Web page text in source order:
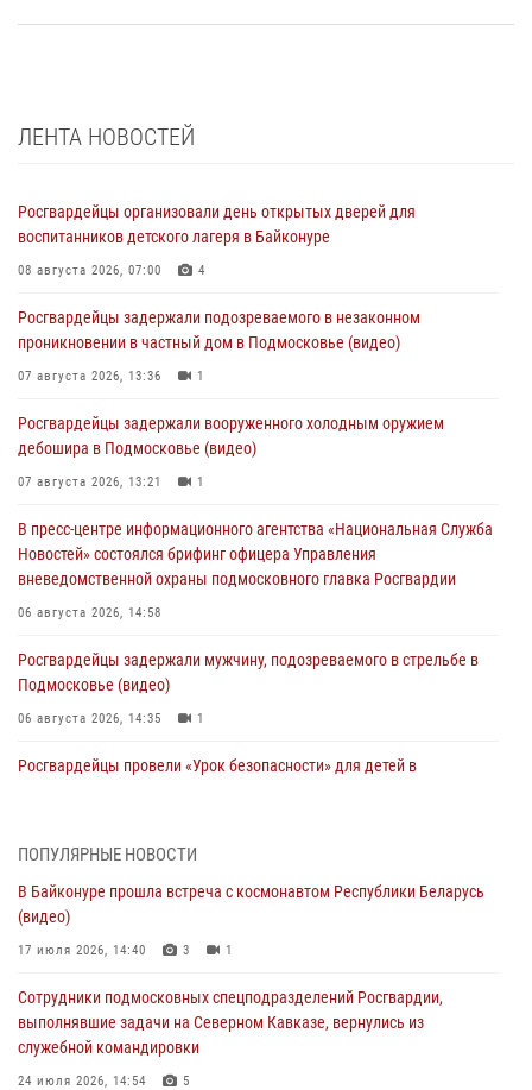
ЛЕНТА НОВОСТЕЙ
Росгвардейцы организовали день открытых дверей для
воспитанников детского лагеря в Байконуре
08 августа 2026, 07:00 4
Росгвардейцы задержали подозреваемого в незаконном
проникновении в частный дом в Подмосковье (видео)
07 августа 2026, 13:36 1
Росгвардейцы задержали вооруженного холодным оружием
дебошира в Подмосковье (видео)
07 августа 2026, 13:21 1
В пресс-центре информационного агентства «Национальная Служба
Новостей» состоялся брифинг офицера Управления
вневедомственной охраны подмосковного главка Росгвардии
06 августа 2026, 14:58
Росгвардейцы задержали мужчину, подозреваемого в стрельбе в
Подмосковье (видео)
06 августа 2026, 14:35 1
Росгвардейцы провели «Урок безопасности» для детей в
подозреваемые в организации незаконной миграции и
изготовлении поддельных документов (видео)
05 августа 2026, 15:48
Сотрудники спецподразделения подмосковного главка Росгвардии
отработали навыки огневой подготовки на комплексных учениях
04 августа 2026, 12:21
ПОПУЛЯРНЫЕ НОВОСТИ
В Байконуре прошла встреча с космонавтом Республики Беларусь
(видео)
17 июля 2026, 14:40 3 1
Сотрудники подмосковных спецподразделений Росгвардии,
выполнявшие задачи на Северном Кавказе, вернулись из
служебной командировки
24 июля 2026, 14:54 5